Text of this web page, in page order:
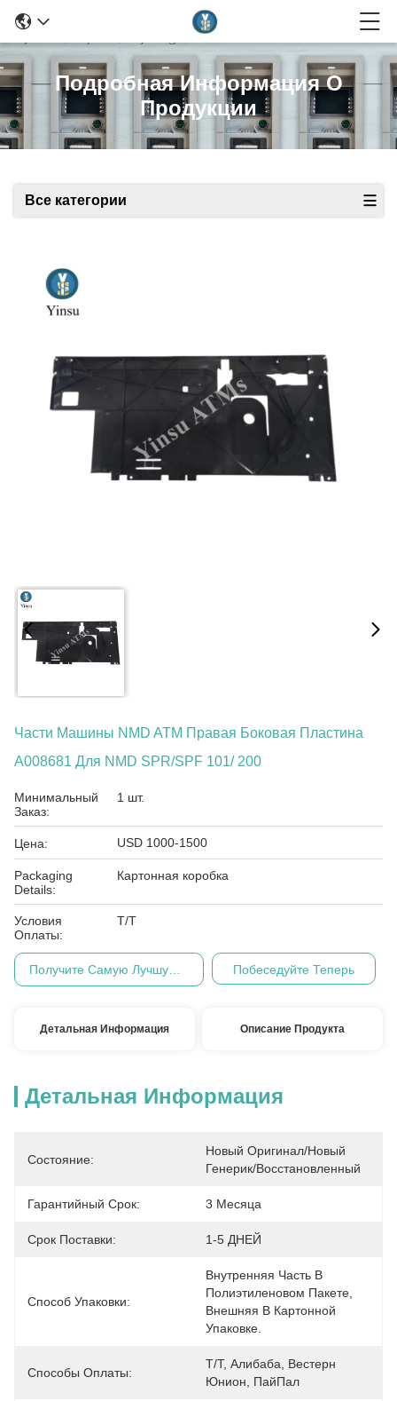
Подробная Информация О
Продукции
Все категории
Части Машины NMD ATM Правая Боковая Пластина
A008681 Для NMD SPR/SPF 101/ 200
Минимальный
Заказ:
1 шт.
Цена: USD 1000-1500
Packaging
Details:
Картонная коробка
Условия
Оплаты:
Т/Т
Побеседуйте Теперь
Детальная Информация Описание Продукта
Детальная Информация
Состояние:
Новый Оригинал/Новый
Генерик/восстановленный
Гарантийный Срок: 3 Месяца
Срок Поставки: 1-5 ДНЕЙ
Способ Упаковки:
Внутренняя Часть В
Полиэтиленовом Пакете,
Внешняя В Картонной
Упаковке.
Способы Оплаты:
Т/Т, Алибаба, Вестерн
Юнион, ПайПал